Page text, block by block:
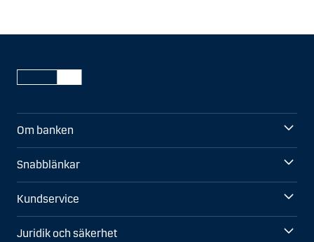
Om banken
Snabblänkar
Kundservice
Juridik och säkerhet